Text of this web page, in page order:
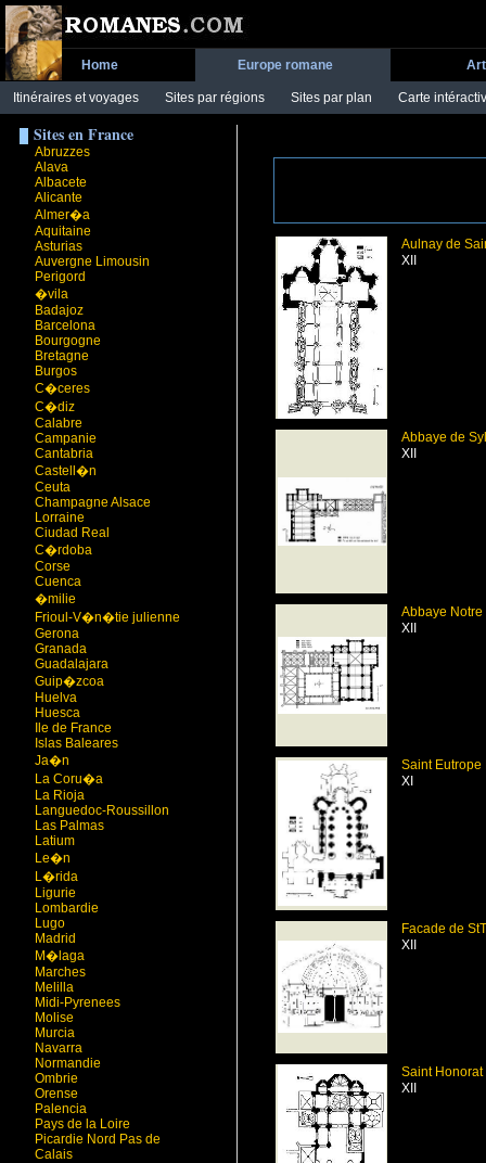
Home Europe romane
Itinéraires et voyages Sites par régions Sites par plan Carte
Sites en France
Abruzzes
Alava
Albacete
Alicante
Almer�a
Aquitaine
Asturias
Auvergne Limousin
Perigord
�vila
Badajoz
Barcelona
Bourgogne
Bretagne
Burgos
C�ceres
C�diz
Calabre
Campanie
Cantabria
Castell�n
Ceuta
Champagne Alsace
Lorraine
Ciudad Real
C�rdoba
Corse
Cuenca
�milie
Frioul-V�n�tie julienne
Gerona
Granada
Guadalajara
Guip�zcoa
Huelva
Huesca
Ile de France
Islas Baleares
Ja�n
La Coru�a
La Rioja
Languedoc-Roussillon
Las Palmas
Latium
Le�n
L�rida
Ligurie
Lombardie
Lugo
Madrid
M�laga
Marches
Melilla
Midi-Pyrenees
Molise
Murcia
Navarra
Normandie
Ombrie
Orense
Palencia
Pays de la Loire
Picardie Nord Pas de
Calais
Aulnay de
XII
Abbaye de
XII
Abbaye
XII
Saint Eutrope
XI
Facade de
XII
Saint Honorat
XII